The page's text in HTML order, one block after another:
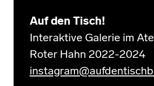
Auf den Tisch!
Interaktive Galerie im
Roter Hahn 2022-2024